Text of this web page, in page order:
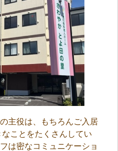
主役は、もちろんご入居
ことをたくさんしてい
は密なコミュニケーショ